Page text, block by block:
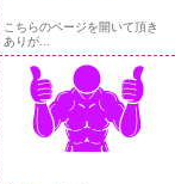
こちらのページを開いて頂き
ありが...